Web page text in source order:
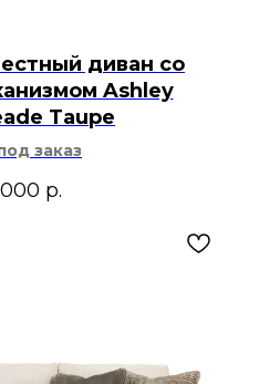
диван со
Ashley
Taupe
заказ
р.